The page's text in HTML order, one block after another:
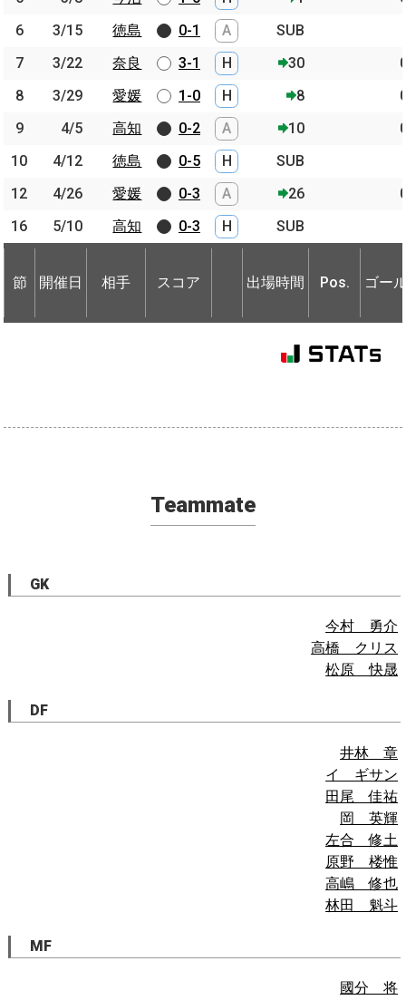
6
3/15 徳島 0-1 A
SUB
7
3/22 奈良 3-1 H 30
8
3/29 愛媛 1-0 H 8
9
4/5 高知 0-2 A 10
10
4/12 徳島 0-5 H
SUB
12
4/26 愛媛 0-3 A 26
16
5/10 高知 0-3 H SUB
節 開催日 相手 スコア 出場時間 Pos. ゴー
6
3/15
徳島
7
3/22
奈良
8
3/29
愛媛
9
4/5
高知
10
4/12
徳島
12
4/26
愛媛
16
5/10 高知
節 開催日 相手
Teammate
GK
今村 勇介
高橋 クリス
松原 快晟
DF
井林 章
イ ギサン
田尾 佳祐
岡 英輝
左合 修土
原野 楼惟
高嶋 修也
林田 魁斗
MF
國分 将